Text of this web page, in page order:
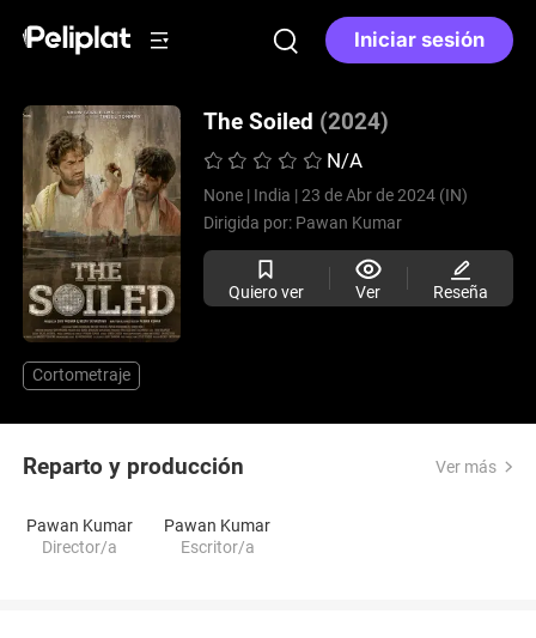
Iniciar sesión
The Soiled (2024)
N/A
None | India | 23 de Abr de 2024 (IN)
Dirigida por: Pawan Kumar
Quiero ver Ver Reseña
Cortometraje
Reparto y producción Ver más
Pawan Kumar
Director/a
Pawan Kumar
Escritor/a